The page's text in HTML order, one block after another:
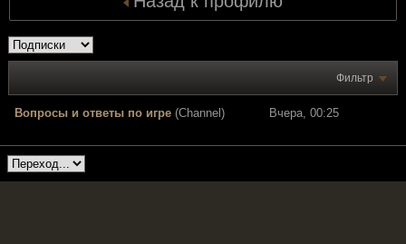
Фильтр
Вопросы и ответы по игре (Channel) Вчера, 00:25